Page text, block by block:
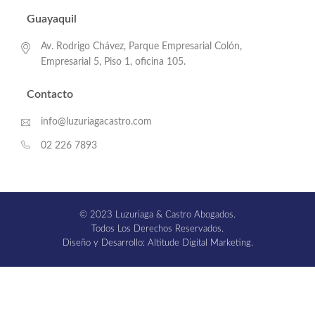
Guayaquil
Av. Rodrigo Chávez, Parque Empresarial Colón,
Empresarial 5, Piso 1, oficina 105.
Contacto
info@luzuriagacastro.com
02 226 7893
© 2023 Luzuriaga & Castro Abogados.
Todos Los Derechos Reservados.
Diseño y Desarrollo: Altitude Digital Marketing.